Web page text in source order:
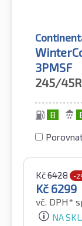
3PMSF
245/
B
Kč6428 -
Kč 6299
vč. DPH*
NA